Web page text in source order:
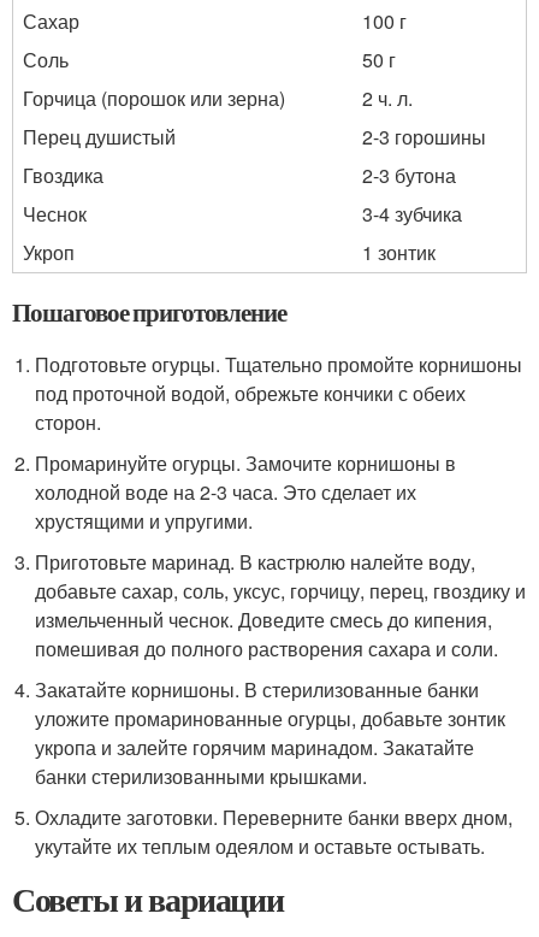
Сахар
100 г
Соль
50 г
Горчица (порошок или зерна)
2 ч. л.
Перец душистый
2-3 горошины
Гвоздика
2-3 бутона
Чеснок
3-4 зубчика
Укроп
1 зонтик
Пошаговое приготовление
Подготовьте огурцы. Тщательно промойте корнишоны
под проточной водой, обрежьте кончики с обеих
сторон.
Промаринуйте огурцы. Замочите корнишоны в
холодной воде на 2-3 часа. Это сделает их
хрустящими и упругими.
Приготовьте маринад. В кастрюлю налейте воду,
добавьте сахар, соль, уксус, горчицу, перец, гвоздику и
измельченный чеснок. Доведите смесь до кипения,
помешивая до полного растворения сахара и соли.
Закатайте корнишоны. В стерилизованные банки
уложите промаринованные огурцы, добавьте зонтик
укропа и залейте горячим маринадом. Закатайте
банки стерилизованными крышками.
Охладите заготовки. Переверните банки вверх дном,
укутайте их теплым одеялом и оставьте остывать.
Советы и вариации